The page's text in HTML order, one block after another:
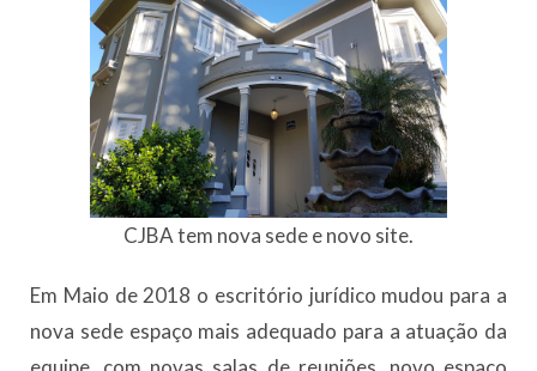
CJBA tem nova sede e novo site.
Em Maio de 2018 o escritório jurídico mudou para a
nova sede espaço mais adequado para a atuação da